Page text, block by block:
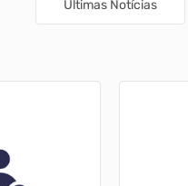
Últimas Notícias